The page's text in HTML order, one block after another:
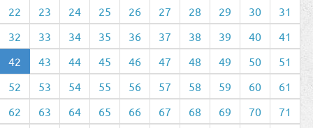
22
23 24 25 26 27 28 29 30
31
32
33 34 35 36 37 38 39 40
41
42
43 44 45 46 47 48 49 50
51
52
53 54 55 56 57 58 59 60
61
62
63 64 65 66 67 68 69 70
71